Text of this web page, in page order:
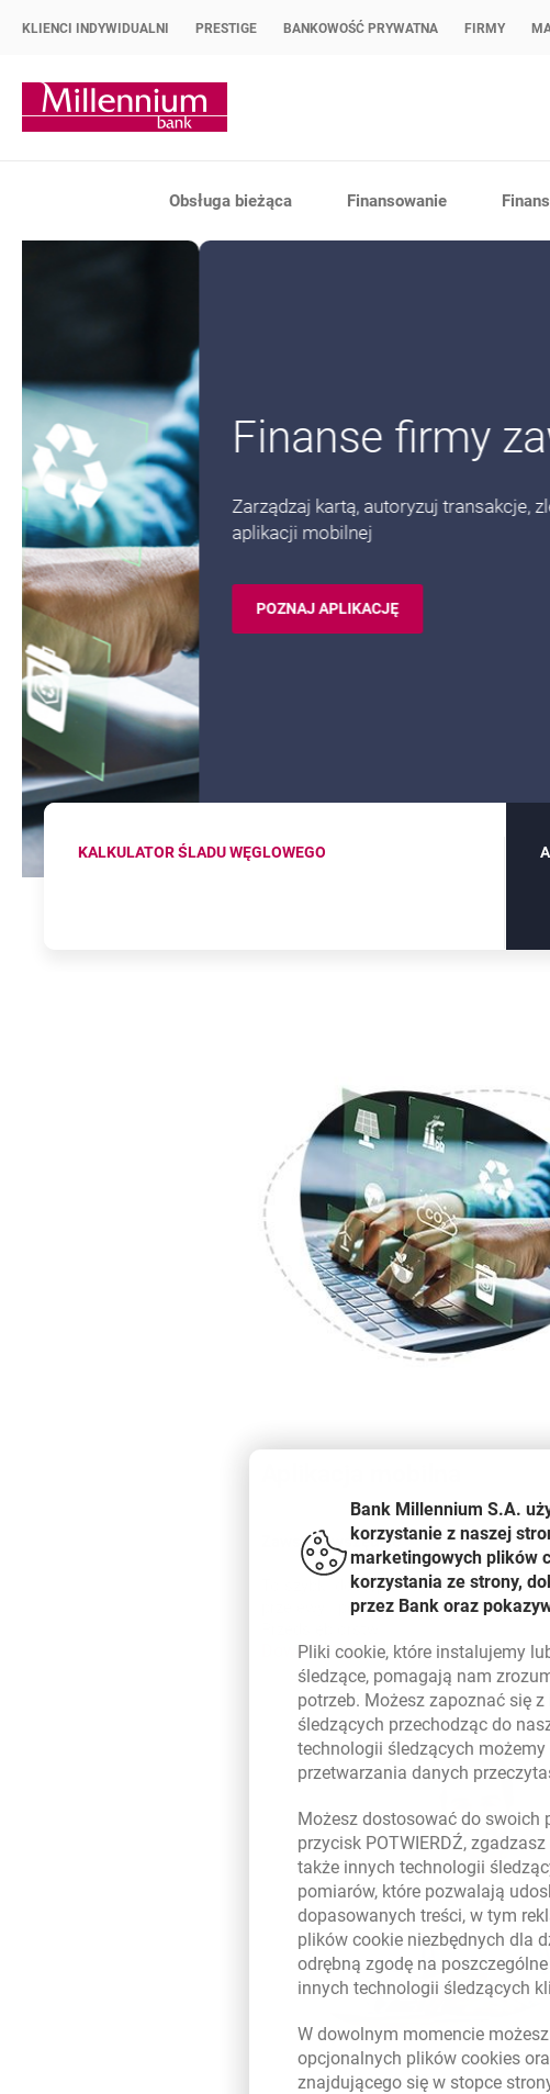
KLIENCI INDYWIDUALNI PRESTIGE BANKOWOŚĆ PRYWATNA FIRMY
Strona główna Bank Millennium
Obsługa bieżąca Finansowanie
Promowane oferty
Finanse firmy zawsze
Zarządzaj kartą, autoryzuj transakcje, zlecaj przelewy i
aplikacji mobilnej
POZNAJ APLIKACJĘ
KALKULATOR ŚLADU WĘGLOWEGO
Zawsze i wszędzie
To szybki dostęp do kont firmy.
przelewy i potwierdzisz transakcje
Dowiedz się więcejBankowość
Bank Millennium S.A.
korzystanie z naszej
marketingowych plików
korzystania ze strony,
przez Bank oraz
Plikicookie, które instalujemy
śledzące, pomagają nam
potrzeb. Możesz zapoznać się
śledzących przechodząc do
technologii śledzących
przetwarzania danych
Możesz dostosować do swoich
przycisk POTWIERDŹ,
także innych technologii
pomiarów, które pozwalają
dopasowanych treści, w tym
plikówcookie niezbędnych dla
odrębną zgodę na
innych technologii śledzących
W dowolnym momencie
opcjonalnych plikówcookies
znajdującego się w stopce